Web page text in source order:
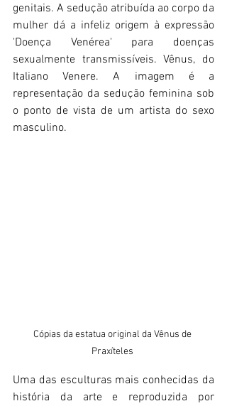
genitais. A sedução atribuída ao corpo da
mulher dá a infeliz origem à expressão
'Doença Venérea' para doenças
sexualmente transmissíveis. Vênus, do
Italiano Venere. A imagem é a
representação da sedução feminina sob
o ponto de vista de um artista do sexo
masculino.
Cópias da estatua original da Vênus de
Praxíteles
Uma das esculturas mais conhecidas da
história da arte e reproduzida por